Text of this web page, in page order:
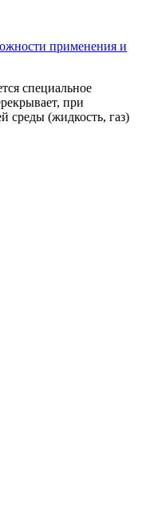
применения и
специальное
при
среды (жидкость, газ)